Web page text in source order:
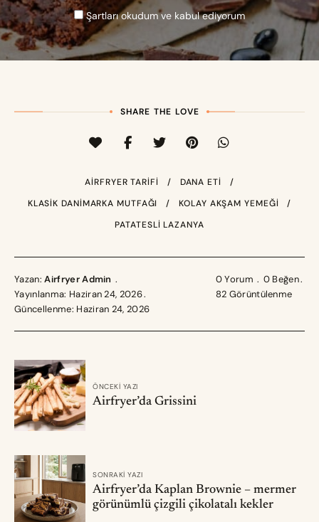
Şartları okudum ve kabul ediyorum
SHARE THE LOVE
AIRFRYER TARIFI
DANA ETI
KLASIK DANIMARKA MUTFAĞI
KOLAY AKŞAM YEMEĞI
PATATESLI LAZANYA
Yazan:Airfryer Admin
Yayınlanma: Haziran 24, 2026
Güncellenme: Haziran 24, 2026
0 Yorum 0 Beğen
82 Görüntülenme
ÖNCEKI YAZI
Airfryer’da Grissini
SONRAKI YAZI
Airfryer’da Kaplan Brownie – mermer
görünümlü çizgili çikolatalı kekler